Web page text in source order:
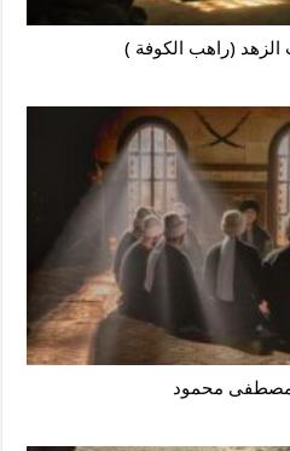
(راهب الكوفة )
مصطفى محمود